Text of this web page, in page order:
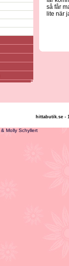
så får
lite när
hittabutik.se -
& Molly